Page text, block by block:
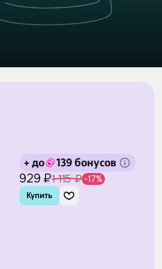
+ до 139 бонусов
929 ₽1 115 ₽ -17%
Купить